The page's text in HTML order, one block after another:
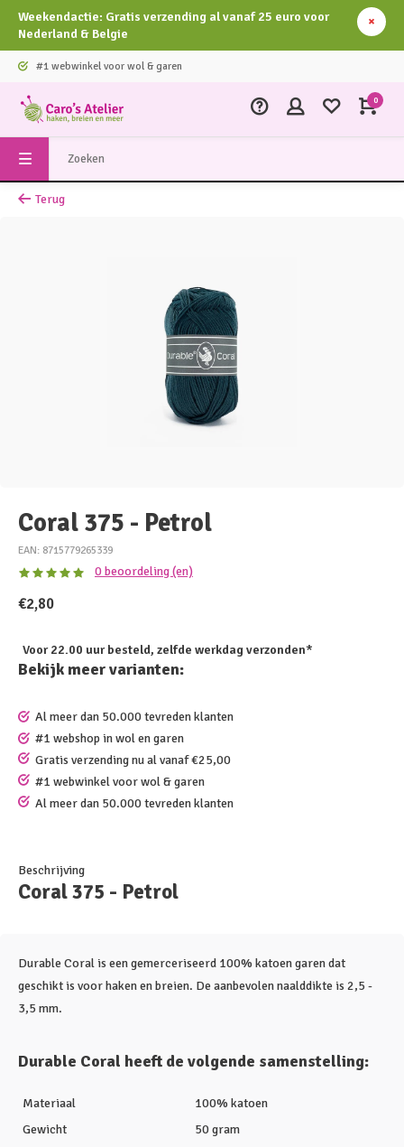
Weekendactie: Gratis verzending al vanaf 25 euro voor
Nederland & Belgie
#1 webwinkel voor wol & garen
0
Terug
Coral 375 - Petrol
EAN: 8715779265339
0 beoordeling (en)
€2,80
Voor 22.00 uur besteld, zelfde werkdag verzonden*
Bekijk meer varianten:
Al meer dan 50.000 tevreden klanten
#1 webshop in wol en garen
Gratis verzending nu al vanaf €25,00
#1 webwinkel voor wol & garen
Al meer dan 50.000 tevreden klanten
Beschrijving
Coral 375 - Petrol
Durable Coral is een gemerceriseerd 100% katoen garen dat
geschikt is voor haken en breien. De aanbevolen naalddikte is 2,5 -
3,5 mm.
Durable Coral heeft de volgende samenstelling:
Materiaal
100% katoen
Gewicht
50 gram